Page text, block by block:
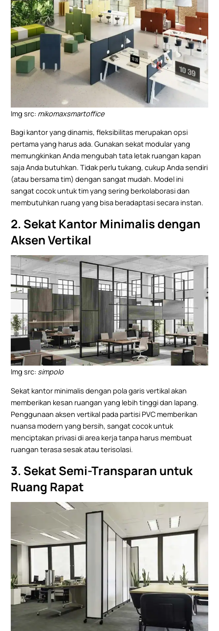
Img src: mikomaxsmartoffice
Bagi kantor yang dinamis, fleksibilitas merupakan opsi
pertama yang harus ada. Gunakan sekat modular yang
memungkinkan Anda mengubah tata letak ruangan kapan
saja Anda butuhkan. Tidak perlu tukang, cukup Anda sendiri
(atau bersama tim) dengan sangat mudah. Model ini
sangat cocok untuk tim yang sering berkolaborasi dan
membutuhkan ruang yang bisa beradaptasi secara instan.
2. Sekat Kantor Minimalis dengan
Aksen Vertikal
Img src: simpolo
Sekat kantor minimalis dengan pola garis vertikal akan
memberikan kesan ruangan yang lebih tinggi dan lapang.
Penggunaan aksen vertikal pada partisi PVC memberikan
nuansa modern yang bersih, sangat cocok untuk
menciptakan privasi di area kerja tanpa harus membuat
ruangan terasa sesak atau terisolasi.
3. Sekat Semi-Transparan untuk
Ruang Rapat